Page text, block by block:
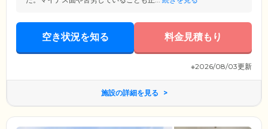
空き状況を知る 料金見積もり
※2026/08/03更新
施設の詳細を見る